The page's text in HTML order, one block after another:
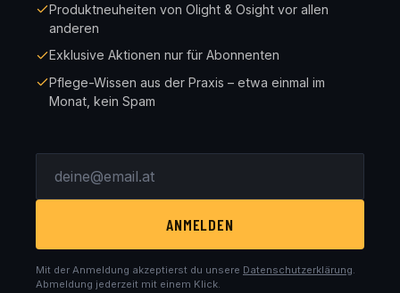
Produktneuheiten von Olight & Osight vor allen
anderen
Exklusive Aktionen nur für Abonnenten
Pflege-Wissen aus der Praxis – etwa einmal im
Monat, kein Spam
ANMELDEN
Mit der Anmeldung akzeptierst du unsere Datenschutzerklärung.
Abmeldung jederzeit mit einem Klick.